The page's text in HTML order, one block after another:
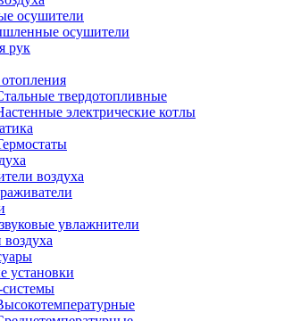
осушители
осушители
рук
твердотопливные
электрические котлы
воздуха
увлажнители
установки